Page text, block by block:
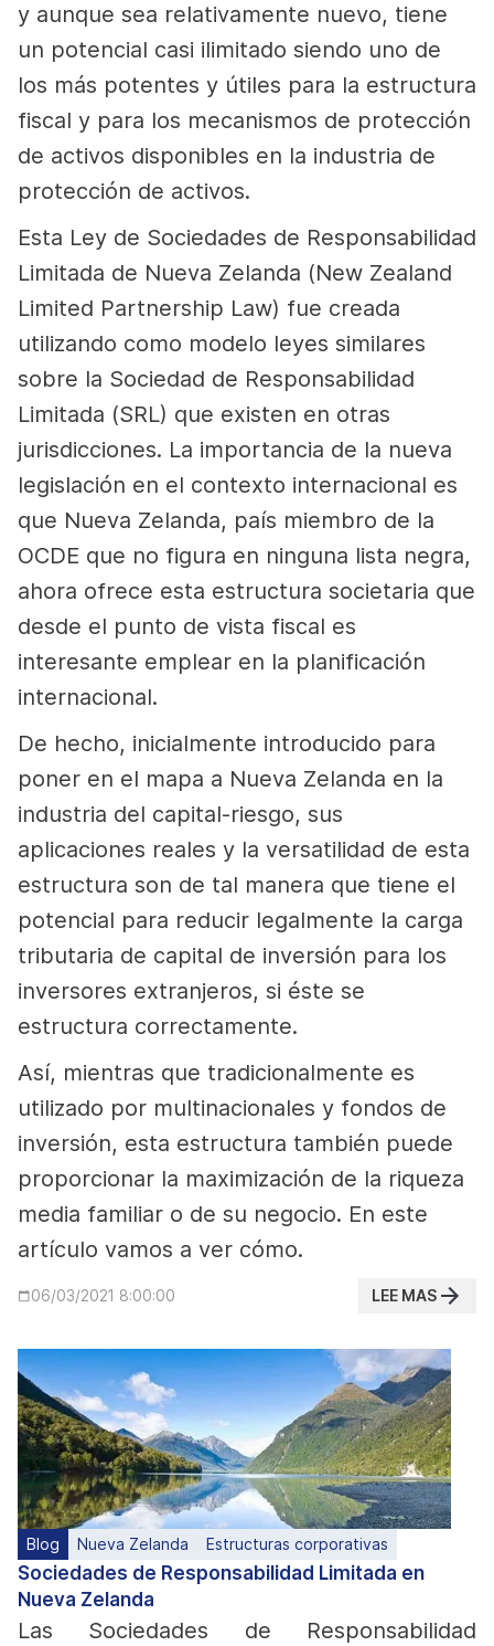
y aunque sea relativamente nuevo, tiene
un potencial casi ilimitado siendo uno de
los más potentes y útiles para la estructura
fiscal y para los mecanismos de protección
de activos disponibles en la industria de
protección de activos.
Esta Ley de Sociedades de Responsabilidad
Limitada de Nueva Zelanda (New Zealand
Limited Partnership Law) fue creada
utilizando como modelo leyes similares
sobre la Sociedad de Responsabilidad
Limitada (SRL) que existen en otras
jurisdicciones. La importancia de la nueva
legislación en el contexto internacional es
que Nueva Zelanda, país miembro de la
OCDE que no figura en ninguna lista negra,
ahora ofrece esta estructura societaria que
desde el punto de vista fiscal es
interesante emplear en la planificación
internacional.
De hecho, inicialmente introducido para
poner en el mapa a Nueva Zelanda en la
industria del capital-riesgo, sus
aplicaciones reales y la versatilidad de esta
estructura son de tal manera que tiene el
potencial para reducir legalmente la carga
tributaria de capital de inversión para los
inversores extranjeros, si éste se
estructura correctamente.
Así, mientras que tradicionalmente es
utilizado por multinacionales y fondos de
inversión, esta estructura también puede
proporcionar la maximización de la riqueza
media familiar o de su negocio. En este
artículo vamos a ver cómo.
06/03/2021 8:00:00 LEE MAS
Blog Nueva Zelanda Estructuras corporativas
Sociedades de Responsabilidad Limitada en
Nueva Zelanda
Las Sociedades de Responsabilidad